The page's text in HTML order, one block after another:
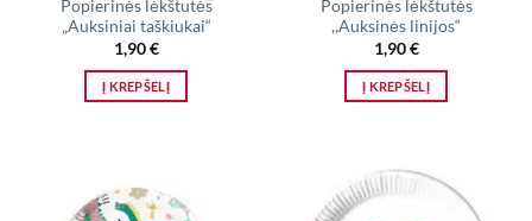
Popierinės lėkštutės
„Auksiniai taškiukai“
1,90€
Į KREPŠELĮ
Popierinės lėkštutės
,,Auksinės linijos“
1,90€
Į KREPŠELĮ